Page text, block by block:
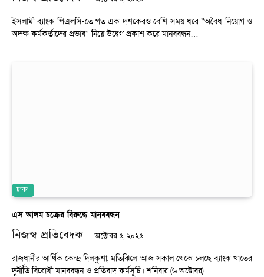
ইসলামী ব্যাংক পিএলসি-তে গত এক দশকেরও বেশি সময় ধরে “অবৈধ নিয়োগ ও
অদক্ষ কর্মকর্তাদের প্রভাব” নিয়ে উদ্বেগ প্রকাশ করে মানববন্ধন…
ঢাকা
এস আলম চক্রের বিরুদ্ধে মানববন্ধন
নিজস্ব প্রতিবেদক অক্টোবর ৫, ২০২৫
রাজধানীর আর্থিক কেন্দ্র দিলকুশা, মতিঝিলে আজ সকাল থেকে চলছে ব্যাংক খাতের
দুর্নীতি বিরোধী মানববন্ধন ও প্রতিবাদ কর্মসূচি। শনিবার (৬ অক্টোবর)…